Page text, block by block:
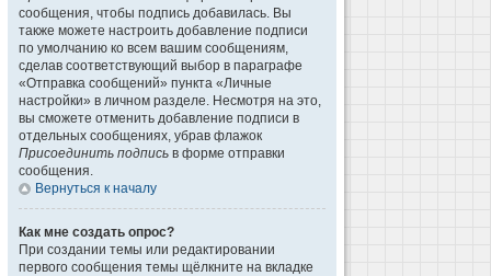
сообщения, чтобы подпись добавилась. Вы
также можете настроить добавление подписи
по умолчанию ко всем вашим сообщениям,
сделав соответствующий выбор в параграфе
«Отправка сообщений» пункта «Личные
настройки» в личном разделе. Несмотря на это,
вы сможете отменить добавление подписи в
отдельных сообщениях, убрав флажок
Присоединить подпись в форме отправки
сообщения.
Вернуться к началу
Как мне создать опрос?
При создании темы или редактировании
первого сообщения темы щёлкните на вкладке